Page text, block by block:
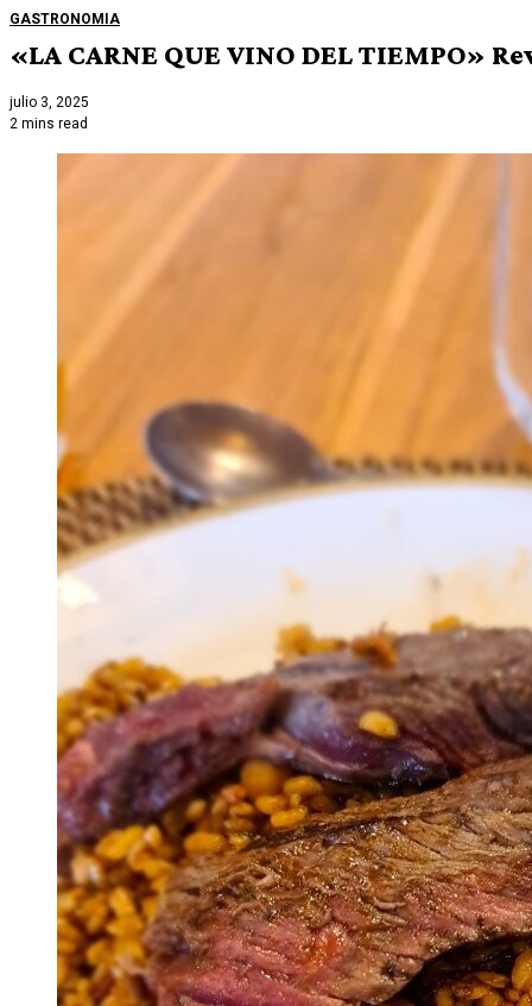
GASTRONOMIA
«LA CARNE QUE VINO DEL TIEMPO»
julio 3, 2025
2 mins read